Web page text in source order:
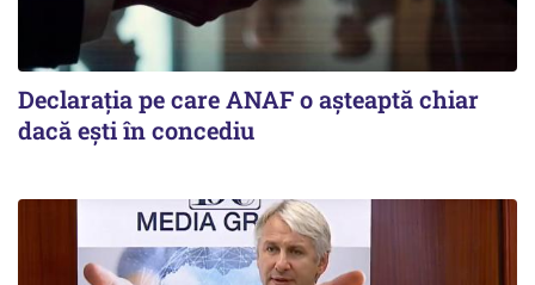
Declarația pe care ANAF o așteaptă chiar
dacă ești în concediu